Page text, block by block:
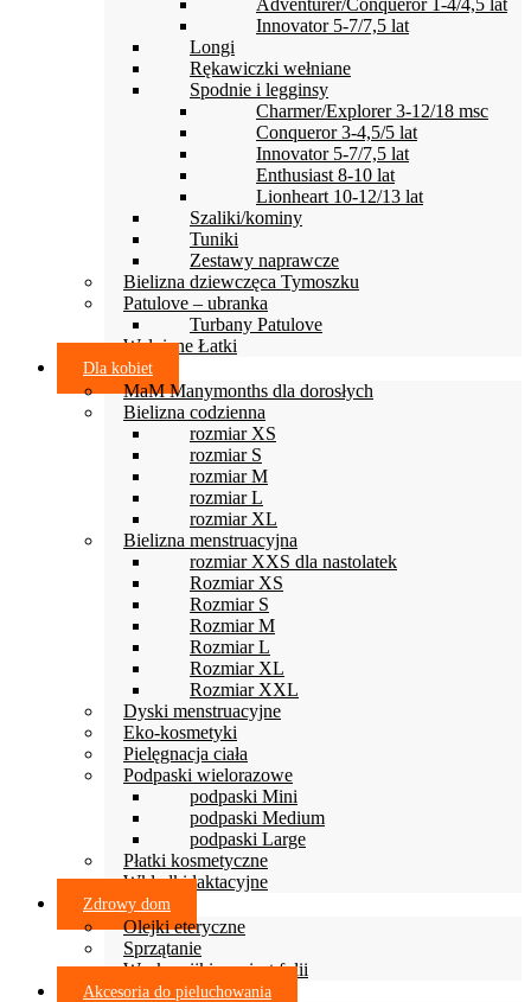
Innovator 5-7/7,5 lat
Longi
Rękawiczki wełniane
Spodnie i legginsy
Charmer/Explorer 3-12/18 msc
Conqueror 3-4,5/5 lat
Innovator 5-7/7,5 lat
Enthusiast 8-10 lat
Lionheart 10-12/13 lat
Szaliki/kominy
Tuniki
Zestawy naprawcze
Bielizna dziewczęca Tymoszku
Patulove – ubranka
Turbany Patulove
Wełniane Łatki
Dla kobiet
MaM Manymonths dla dorosłych
Bielizna codzienna
rozmiar XS
rozmiar S
rozmiar M
rozmiar L
rozmiar XL
Bielizna menstruacyjna
rozmiar XXS dla nastolatek
Rozmiar XS
Rozmiar S
Rozmiar M
Rozmiar L
Rozmiar XL
Rozmiar XXL
Dyski menstruacyjne
Eko-kosmetyki
Pielęgnacja ciała
Podpaski wielorazowe
podpaski Mini
podpaski Medium
podpaski Large
Płatki kosmetyczne
Wkładki laktacyjne
Zdrowy dom
Olejki eteryczne
Sprzątanie
Woskowijki zamiast folii
Akcesoria do pieluchowania